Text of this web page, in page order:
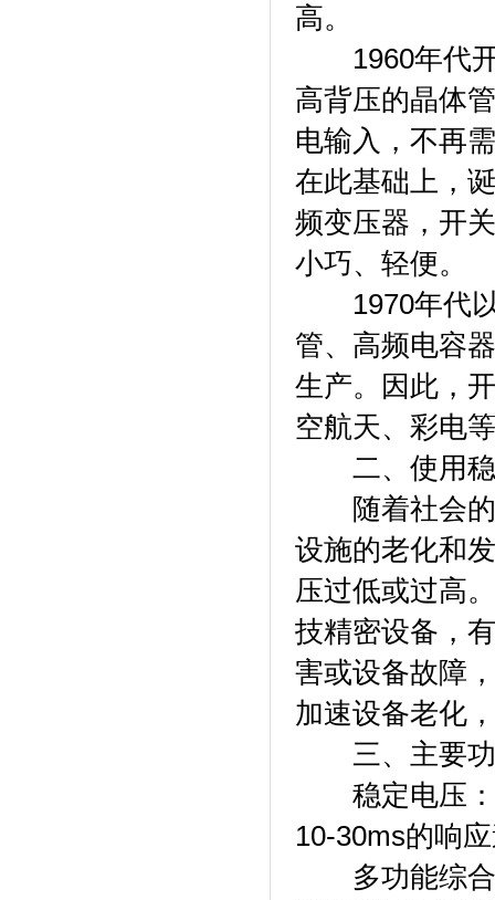
高。
1960年代开
高背压的晶体
电输入，不再
在此基础上，
频变压器，开
小巧、轻便。
1970年代以
管、高频电容
生产。因此，
空航天、彩电
二、使用稳
随着社会的
设施的老化和
压过低或过高
技精密设备，
害或设备故障
加速设备老化
三、主要
稳定电压：
10-30ms的响
多功能综合